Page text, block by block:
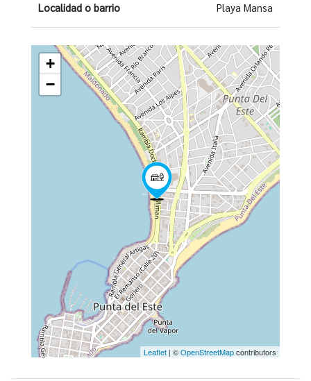
Localidad o barrio Playa Mansa
+
−
Leaflet | ©OpenStreetMapcontributors